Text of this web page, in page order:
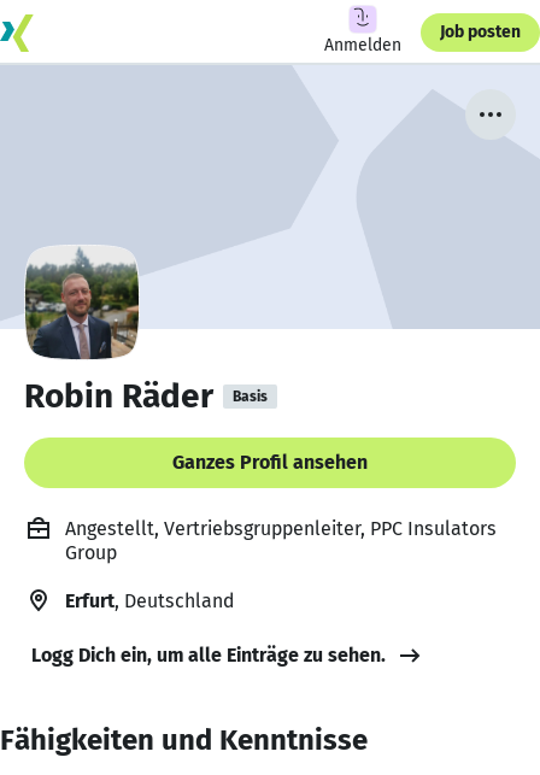
Anmelden
Job posten
Robin Räder Basis
Ganzes Profil ansehen
Angestellt, Vertriebsgruppenleiter, PPC Insulators
Group
Erfurt, Deutschland
Logg Dich ein, um alle Einträge zu sehen.
Fähigkeiten und Kenntnisse